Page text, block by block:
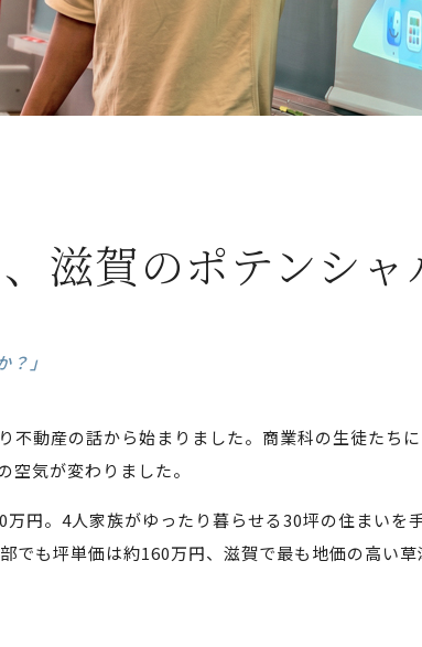
滋賀のポテンシャ
？」
不動産の話から始まりました。商業科の生徒たち
空気が変わりました。
円。4人家族がゆったり暮らせる30坪の住まいを
でも坪単価は約160万円、滋賀で最も地価の高い